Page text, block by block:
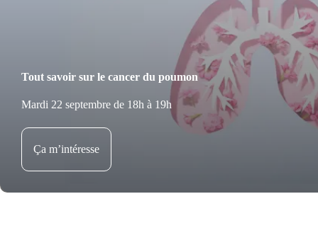
Tout savoir sur le cancer du poumon
Mardi 22 septembre de 18h à 19h
Ça m’intéresse